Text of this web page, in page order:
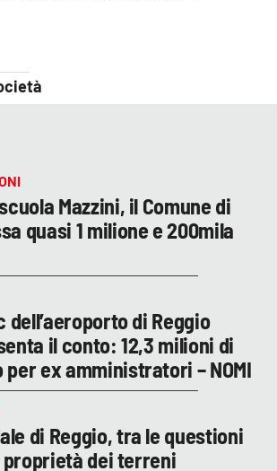
Mazzini, il Comune di
quasi 1 milione e 200mila
dell’aeroporto di Reggio
il conto: 12,3 milioni di
ex amministratori – NOMI
di Reggio, tra le questioni
dei terreni